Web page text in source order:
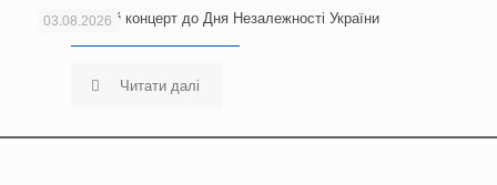
03.08.2026
Благодійний концерт до Дня Незалежності України
Читати далі